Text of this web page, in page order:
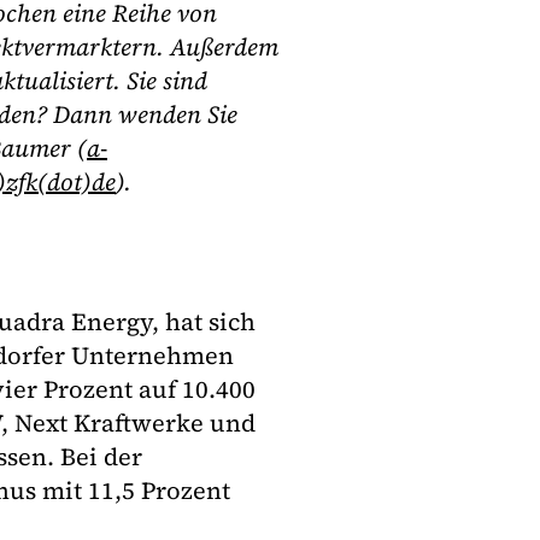
eine Reihe von
Außerdem
Sie sind
Dann wenden Sie
(a-
).
Energy, hat sich
Unternehmen
Prozent auf 10.400
Next Kraftwerke und
Bei der
mit 11,5 Prozent